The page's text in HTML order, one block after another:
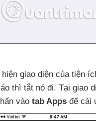
giao diện của tiện
thì tắt nó đi. Tại giao
vào tab Apps để cài